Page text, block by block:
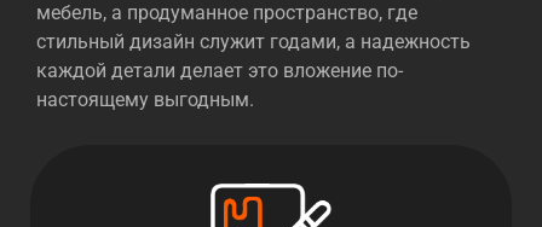
мебель, а продуманное пространство, где
стильный дизайн служит годами, а надежность
каждой детали делает это вложение по-
настоящему выгодным.